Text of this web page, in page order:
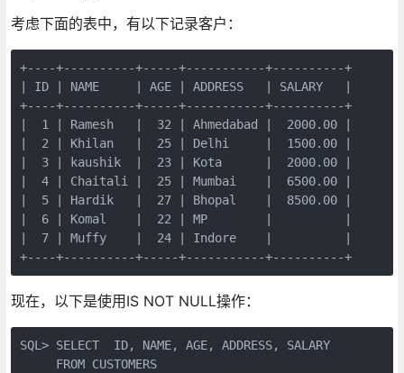
考虑下面的表中，有以下记录客户：
+----+----------+-----+-----------+----------+
| ID | NAME     | AGE | ADDRESS   | SALARY   |
+----+----------+-----+-----------+----------+
|  1 | Ramesh   |  32 | Ahmedabad |  2000.00 |
|  2 | Khilan   |  25 | Delhi     |  1500.00 |
|  3 | kaushik  |  23 | Kota      |  2000.00 |
|  4 | Chaitali |  25 | Mumbai    |  6500.00 |
|  5 | Hardik   |  27 | Bhopal    |  8500.00 |
|  6 | Komal    |  22 | MP        |          |
|  7 | Muffy    |  24 | Indore    |          |
+----+----------+-----+-----------+----------+
现在，以下是使用IS NOT NULL操作：
SQL> SELECT  ID, NAME, AGE, ADDRESS, SALARY
     FROM CUSTOMERS